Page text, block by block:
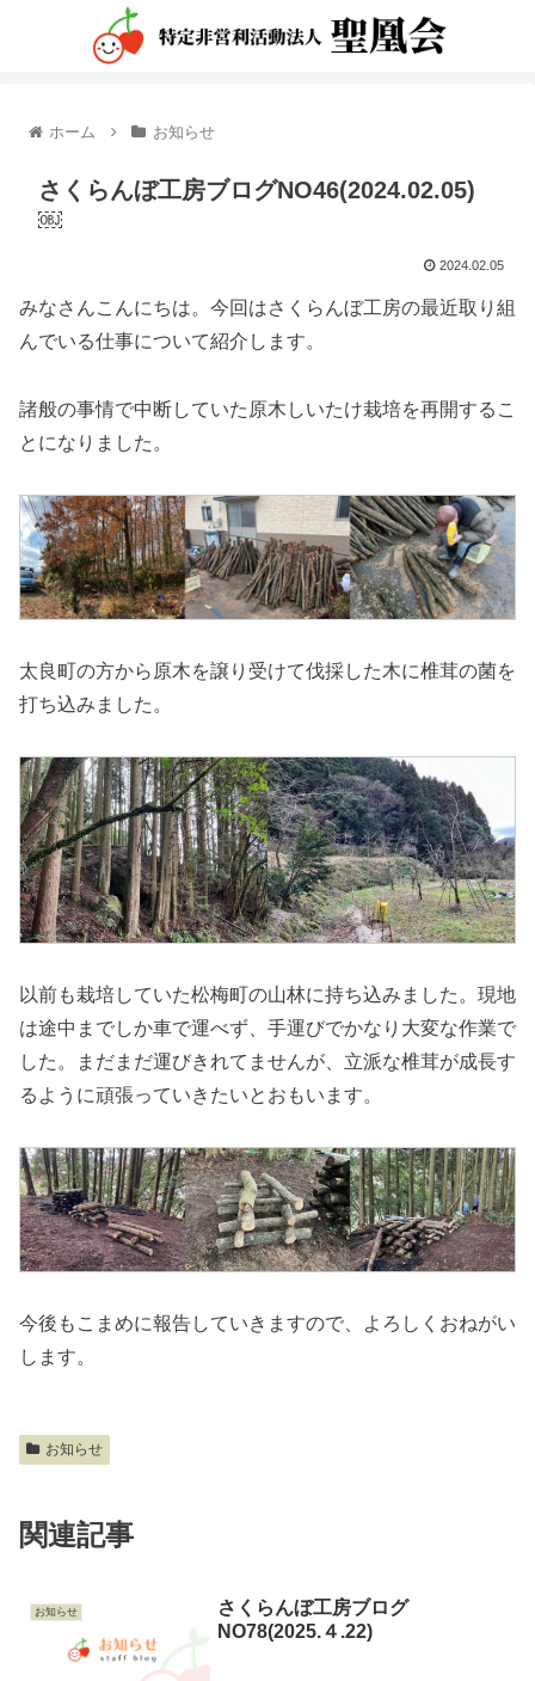
ホーム お知らせ
さくらんぼ工房ブログNO46(2024.02.05)
￼
2024.02.05
みなさんこんにちは。今回はさくらんぼ工房の最近取り組
んでいる仕事について紹介します。
諸般の事情で中断していた原木しいたけ栽培を再開するこ
とになりました。
太良町の方から原木を譲り受けて伐採した木に椎茸の菌を
打ち込みました。
以前も栽培していた松梅町の山林に持ち込みました。現地
は途中までしか車で運べず、手運びでかなり大変な作業で
した。まだまだ運びきれてませんが、立派な椎茸が成長す
るように頑張っていきたいとおもいます。
今後もこまめに報告していきますので、よろしくおねがい
します。
お知らせ
関連記事
お知らせ
さくらんぼ工房ブログ
NO78(2025.４.22)